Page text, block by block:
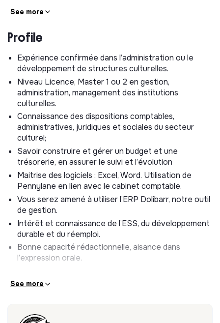
budgétaire, juridique et sociale de l’association, en
collaboration avec la coordinatrice tiers-lieu.
De plus, vous aurez la charge de gérer certains aspects
De nature polyvalente, avec un intérêt certain pour le
milieu associatif, la volonté d’être un.e acteur.ice de
l’Economie Sociale et Solidaire et de la préservation de
l’environnement, le/la chargé.e d’administration &
gestion de projet associatif apportera dynamisme et
rigueur à l’association. Son autonomie et son sens de
l’organisation lui permettront d’accomplir pleinement les
missions qui lui seront confiées, à savoir :
Finance et comptabilité :
Préparation des pièces comptables, déclaration
trimestrielle de la TVA; clôture exercice en lien avec
le cabinet comptable et le CAC.
Elaborer et assurer le suivi du budget de l’association
et de sa trésorerie
Gestion et relance impayés
Volet Ressources Humaines
avec le cabinet RH
See more
Profile
Expérience confirmée dans l’administration ou le
développement de structures culturelles.
Niveau Licence, Master 1 ou 2 en gestion,
administration, management des institutions
culturelles.
Connaissance des dispositions comptables,
administratives, juridiques et sociales du secteur
culturel;
Savoir construire et gérer un budget et une
trésorerie, en assurer le suivi et l’évolution
Maitrise des logiciels : Excel, Word. Utilisation de
Pennylane en lien avec le cabinet comptable.
Vous serez amené à utiliser l’ERP Dolibarr, notre outil
de gestion.
Intérêt et connaissance de l’ESS, du développement
durable et du réemploi.
Bonne capacité rédactionnelle, aisance dans
l’expression orale.
See more